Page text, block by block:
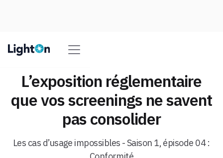
L’exposition réglementaire
que vos screenings ne savent
pas consolider
Les cas d’usage impossibles - Saison 1, épisode 04 :